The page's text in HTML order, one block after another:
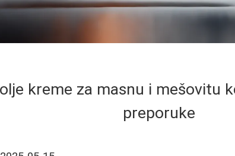
kreme za masnu i mešovitu
preporuke